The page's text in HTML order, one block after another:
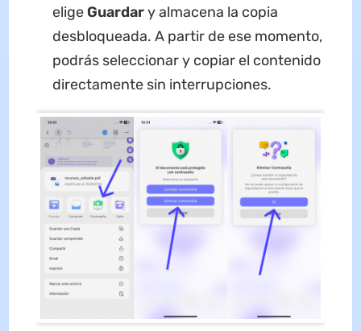
elige Guardary almacena la copia
desbloqueada. A partir de ese momento,
podrás seleccionar y copiar el contenido
directamente sin interrupciones.